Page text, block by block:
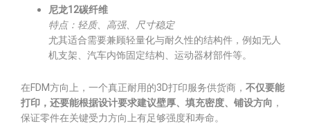
尼龙12碳纤维
特点：轻质、高强、尺寸稳定
尤其适合需要兼顾轻量化与耐久性的结构件，例如无人
机支架、汽车内饰固定结构、运动器材部件等。
在FDM方向上，一个真正耐用的3D打印服务供货商， 不仅要能
打印，还要能根据设计要求建议壁厚、填充密度、铺设方向 ，
保证零件在关键受力方向上有足够强度和寿命。